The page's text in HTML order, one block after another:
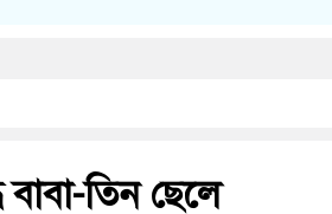
তিন ছেলে